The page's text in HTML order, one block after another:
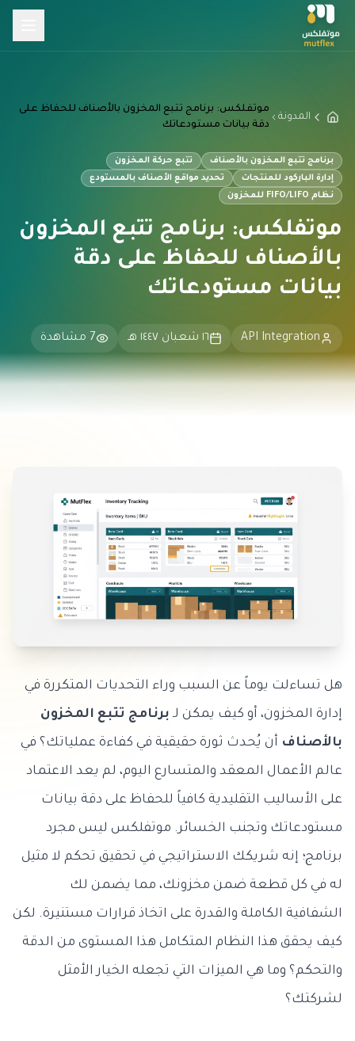
المدونة
موتفلكس: برنامج تتبع المخزون بالأصناف للحفاظ على
دقة بيانات مستودعاتك
برنامج تتبع المخزون بالأصناف
تتبع حركة المخزون
إدارة الباركود للمنتجات
تحديد مواقع الأصناف بالمستودع
نظام FIFO/LIFO للمخزون
موتفلكس: برنامج تتبع المخزون
بالأصناف للحفاظ على دقة
بيانات مستودعاتك
API Integration ١٦ شعبان ١٤٤٧ هـ 7 مشاهدة
هل تساءلت يوماً عن السبب وراء التحديات المتكررة في
إدارة المخزون، أو كيف يمكن لـ برنامج تتبع المخزون
بالأصناف أن يُحدث ثورة حقيقية في كفاءة عملياتك؟ في
عالم الأعمال المعقد والمتسارع اليوم، لم يعد الاعتماد
على الأساليب التقليدية كافياً للحفاظ على دقة بيانات
مستودعاتك وتجنب الخسائر. موتفلكس ليس مجرد
برنامج؛ إنه شريكك الاستراتيجي في تحقيق تحكم لا مثيل
له في كل قطعة ضمن مخزونك، مما يضمن لك
الشفافية الكاملة والقدرة على اتخاذ قرارات مستنيرة. لكن
كيف يحقق هذا النظام المتكامل هذا المستوى من الدقة
والتحكم؟ وما هي الميزات التي تجعله الخيار الأمثل
لشركتك؟